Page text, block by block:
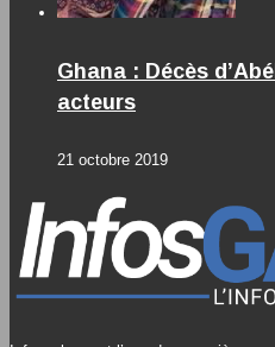
Ghana : Décès
acteurs
21 octobre 2019